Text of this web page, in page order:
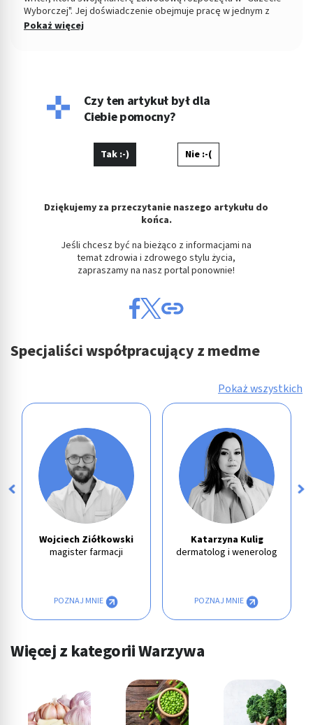
Wyborczej". Jej doświadczenie obejmuje pracę w jednym z
wiodących polskich portali medycznych, gdzie zdobyła cenne
dziedzinie Kulturoznawstwa, wyróżnia się zdolnością do
przekazywania skomplikowanych tematów w przystępny i
angażujący sposób. Jej teksty charakteryzują się głębokim
Pokaż więcej
Czy ten artykuł był dla
Ciebie pomocny?
Tak :-) Nie :-(
Dziękujemy za przeczytanie naszego artykułu do
końca.
Jeśli chcesz być na bieżąco z informacjami na
temat zdrowia i zdrowego stylu życia,
zapraszamy na nasz portal ponownie!
Specjaliści współpracujący z medme
Pokaż wszystkich
Wojciech Ziółkowski
magister farmacji
POZNAJ MNIE
Katarzyna Kulig
dermatolog i wenerolog
POZNAJ MNIE
Więcej z kategorii Warzywa